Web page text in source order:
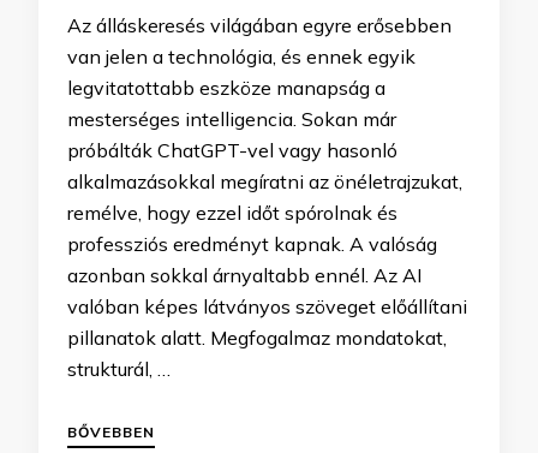
Az álláskeresés világában egyre erősebben
van jelen a technológia, és ennek egyik
legvitatottabb eszköze manapság a
mesterséges intelligencia. Sokan már
próbálták ChatGPT-vel vagy hasonló
alkalmazásokkal megíratni az önéletrajzukat,
remélve, hogy ezzel időt spórolnak és
professziós eredményt kapnak. A valóság
azonban sokkal árnyaltabb ennél. Az AI
valóban képes látványos szöveget előállítani
pillanatok alatt. Megfogalmaz mondatokat,
strukturál, …
BŐVEBBEN